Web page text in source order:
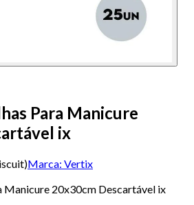
Para Manicure
ix
)Marca: Vertix
Manicure 20x30cm Descartável ix